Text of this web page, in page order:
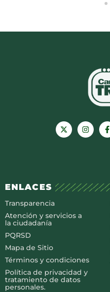
ENLACES
Transparencia
Atención y servicios a
la ciudadanía
PQRSD
Mapa de Sitio
Términos y condiciones
Política de privacidad y
tratamiento de datos
personales.